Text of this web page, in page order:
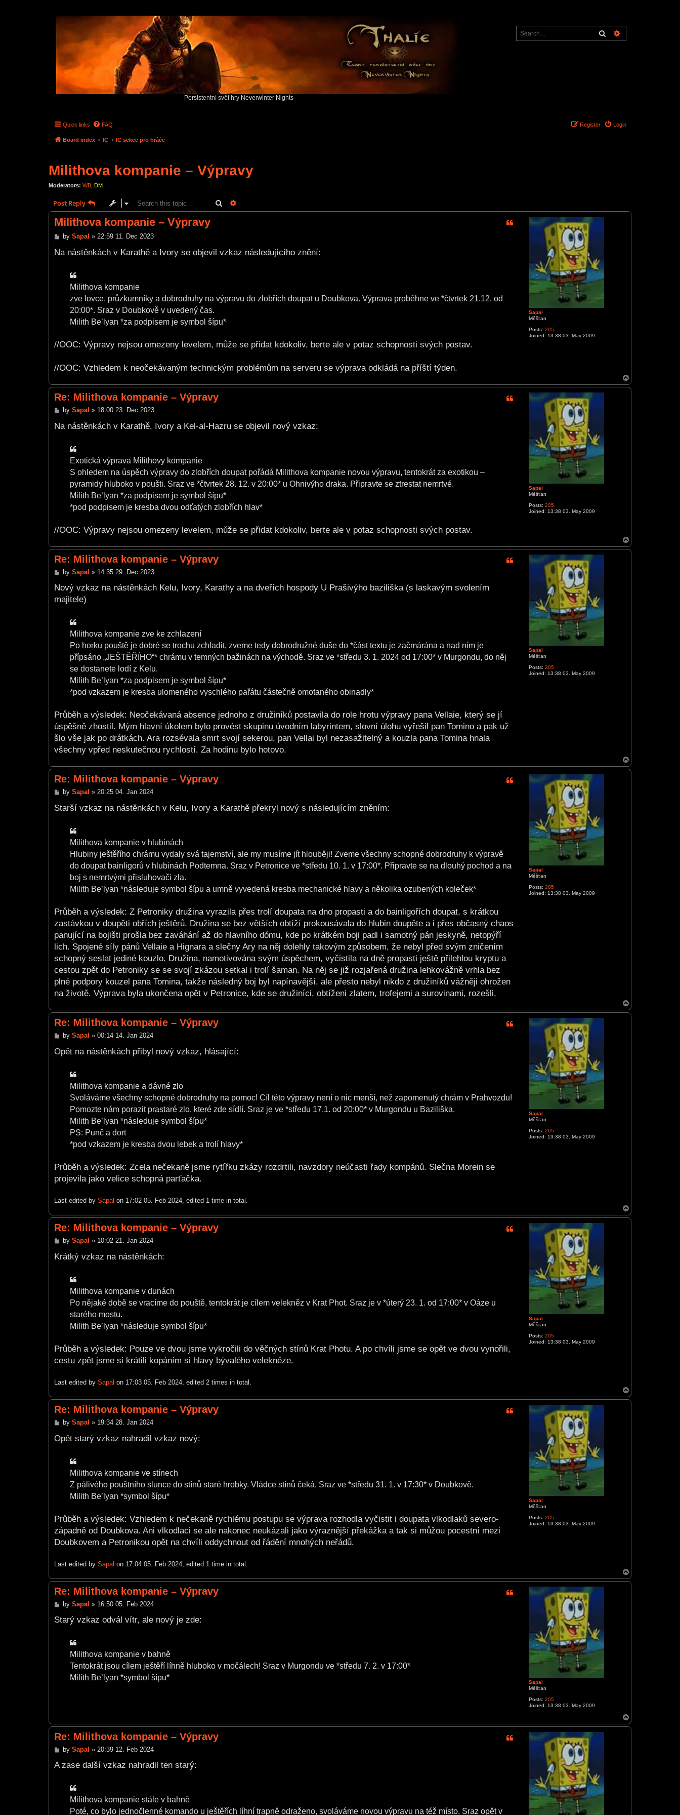
Persistentní svět hry Neverwinter Nights
Search
Quick links FAQ Login
Register
Board index IC IC sekce pro hráče
Milithova kompanie – Výpravy
Moderators: WB DM
Post Reply Search
Sapal
Měšťan
Posts: 205
Joined: 13:38 03. May 2009
Milithova kompanie – Výpravy
P
s
by Sapal » 22:59 11. Dec 2023
Na nástěnkách v Karathě a Ivory se objevil vzkaz následujícího znění:
Milithova kompanie
zve lovce, průzkumníky a dobrodruhy na výpravu do zlobřích doupat u Doubkova. Výprava proběhne ve *čtvrtek 21.12. od
20:00*. Sraz v Doubkově v uvedený čas.
Milith Be’lyan *za podpisem je symbol šípu*
//OOC: Výpravy nejsou omezeny levelem, může se přidat kdokoliv, berte ale v potaz schopnosti svých postav.
//OOC: Vzhledem k neočekávaným technickým problémům na serveru se výprava odkládá na příští týden.
o
p
Sapal
Měšťan
Posts: 205
Joined: 13:38 03. May 2009
Re: Milithova kompanie – Výpravy
P
s
by Sapal » 18:00 23. Dec 2023
Na nástěnkách v Karathě, Ivory a Kel-al-Hazru se objevil nový vzkaz:
Exotická výprava Milithovy kompanie
S ohledem na úspěch výpravy do zlobřích doupat pořádá Milithova kompanie novou výpravu, tentokrát za exotikou –
pyramidy hluboko v poušti. Sraz ve *čtvrtek 28. 12. v 20:00* u Ohnivýho draka. Připravte se ztrestat nemrtvé.
Milith Be’lyan *za podpisem je symbol šípu*
*pod podpisem je kresba dvou odťatých zlobřích hlav*
//OOC: Výpravy nejsou omezeny levelem, může se přidat kdokoliv, berte ale v potaz schopnosti svých postav.
o
p
Sapal
Měšťan
Posts: 205
Joined: 13:38 03. May 2009
Re: Milithova kompanie – Výpravy
P
s
by Sapal » 14:35 29. Dec 2023
Nový vzkaz na nástěnkách Kelu, Ivory, Karathy a na dveřích hospody U Prašivýho baziliška (s laskavým svolením
majitele)
Milithova kompanie zve ke zchlazení
Po horku pouště je dobré se trochu zchladit, zveme tedy dobrodružné duše do *část textu je začmárána a nad ním je
přípsáno „JEŠTĚŘÍHO“* chrámu v temných bažinách na východě. Sraz ve *středu 3. 1. 2024 od 17:00* v Murgondu, do něj
se dostanete lodí z Kelu.
Milith Be’lyan *za podpisem je symbol šípu*
*pod vzkazem je kresba ulomeného vyschlého pařátu částečně omotaného obinadly*
Průběh a výsledek: Neočekávaná absence jednoho z družiníků postavila do role hrotu výpravy pana Vellaie, který se jí
úspěšně zhostil. Mým hlavní úkolem bylo provést skupinu úvodním labyrintem, slovní úlohu vyřešil pan Tomino a pak už
šlo vše jak po drátkách. Ara rozsévala smrt svojí sekerou, pan Vellai byl nezasažitelný a kouzla pana Tomina hnala
všechny vpřed neskutečnou rychlostí. Za hodinu bylo hotovo.
o
p
Sapal
Měšťan
Posts: 205
Joined: 13:38 03. May 2009
Re: Milithova kompanie – Výpravy
P
s
by Sapal » 20:25 04. Jan 2024
Starší vzkaz na nástěnkách v Kelu, Ivory a Karathě překryl nový s následujícím zněním:
Milithova kompanie v hlubinách
Hlubiny ještěřího chrámu vydaly svá tajemství, ale my musíme jít hlouběji! Zveme všechny schopné dobrodruhy k výpravě
do doupat bainligorů v hlubinách Podtemna. Sraz v Petronice ve *středu 10. 1. v 17:00*. Připravte se na dlouhý pochod a na
boj s nemrtvými přisluhovači zla.
Milith Be’lyan *následuje symbol šípu a umně vyvedená kresba mechanické hlavy a několika ozubených koleček*
Průběh a výsledek: Z Petroniky družina vyrazila přes trolí doupata na dno propasti a do bainligořích doupat, s krátkou
zastávkou v doupěti obřích ještěrů. Družina se bez větších obtíží prokousávala do hlubin doupěte a i přes občasný chaos
panující na bojišti prošla bez zaváhání až do hlavního dómu, kde po krátkém boji padl i samotný pán jeskyně, netopýří
lich. Spojené síly pánů Vellaie a Hignara a slečny Ary na něj dolehly takovým způsobem, že nebyl před svým zničením
schopný seslat jediné kouzlo. Družina, namotivována svým úspěchem, vyčistila na dně propasti ještě přilehlou kryptu a
cestou zpět do Petroniky se se svojí zkázou setkal i trolí šaman. Na něj se již rozjařená družina lehkovážně vrhla bez
plné podpory kouzel pana Tomina, takže následný boj byl napínavější, ale přesto nebyl nikdo z družiníků vážněji ohrožen
na životě. Výprava byla ukončena opět v Petronice, kde se družiníci, obtíženi zlatem, trofejemi a surovinami, rozešli.
o
p
Sapal
Měšťan
Posts: 205
Joined: 13:38 03. May 2009
Re: Milithova kompanie – Výpravy
P
s
t
by Sapal » 00:14 14. Jan 2024
Opět na nástěnkách přibyl nový vzkaz, hlásající:
Milithova kompanie a dávné zlo
Svoláváme všechny schopné dobrodruhy na pomoc! Cíl této výpravy není o nic menší, než zapomenutý chrám v Prahvozdu!
Pomozte nám porazit prastaré zlo, které zde sídlí. Sraz je ve *středu 17.1. od 20:00* v Murgondu u Baziliška.
Milith Be’lyan *následuje symbol šípu*
PS: Punč a dort
*pod vzkazem je kresba dvou lebek a trolí hlavy*
Průběh a výsledek: Zcela nečekaně jsme rytířku zkázy rozdrtili, navzdory neúčasti řady kompánů. Slečna Morein se
projevila jako velice schopná parťačka.
Last edited by Sapal on 17:02 05. Feb 2024, edited 1 time in total.
o
p
Sapal
Měšťan
Posts: 205
Joined: 13:38 03. May 2009
Re: Milithova kompanie – Výpravy
P
s
by Sapal » 10:02 21. Jan 2024
Krátký vzkaz na nástěnkách:
Milithova kompanie v dunách
Po nějaké době se vracíme do pouště, tentokrát je cílem velekněz v Krat Phot. Sraz je v *úterý 23. 1. od 17:00* v Oáze u
starého mostu.
Milith Be’lyan *následuje symbol šípu*
Průběh a výsledek: Pouze ve dvou jsme vykročili do věčných stínů Krat Photu. A po chvíli jsme se opět ve dvou vynořili,
cestu zpět jsme si krátili kopáním si hlavy bývalého velekněze.
Last edited by Sapal on 17:03 05. Feb 2024, edited 2 times in total.
o
p
Sapal
Měšťan
Posts: 205
Joined: 13:38 03. May 2009
Re: Milithova kompanie – Výpravy
P
s
t
by Sapal » 19:34 28. Jan 2024
Opět starý vzkaz nahradil vzkaz nový:
Milithova kompanie ve stínech
Z pálivého pouštního slunce do stínů staré hrobky. Vládce stínů čeká. Sraz ve *středu 31. 1. v 17:30* v Doubkově.
Milith Be’lyan *symbol šípu*
Průběh a výsledek: Vzhledem k nečekaně rychlému postupu se výprava rozhodla vyčistit i doupata vlkodlaků severo-
západně od Doubkova. Ani vlkodlaci se ale nakonec neukázali jako výraznější překážka a tak si můžou pocestní mezi
Doubkovem a Petronikou opět na chvíli oddychnout od řádění mnohých neřádů.
Last edited by Sapal on 17:04 05. Feb 2024, edited 1 time in total.
o
p
Sapal
Měšťan
Posts: 205
Joined: 13:38 03. May 2009
Re: Milithova kompanie – Výpravy
P
s
by Sapal » 16:50 05. Feb 2024
Starý vzkaz odvál vítr, ale nový je zde:
Milithova kompanie v bahně
Tentokrát jsou cílem ještěří líhně hluboko v močálech! Sraz v Murgondu ve *středu 7. 2. v 17:00*
Milith Be’lyan *symbol šípu*
o
p
Re: Milithova kompanie – Výpravy
P
s
by Sapal » 20:39 12. Feb 2024
A zase další vzkaz nahradil ten starý:
Milithova kompanie stále v bahně
Poté, co bylo jednočlenné komando u ještěřích líhní trapně odraženo, svoláváme novou výpravu na též místo. Sraz opět v